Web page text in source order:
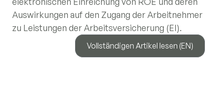
Auswirkungen auf den Zugang der Arbeitnehmer
zu Leistungen der Arbeitsversicherung (EI).
Vollständigen Artikel lesen (EN)